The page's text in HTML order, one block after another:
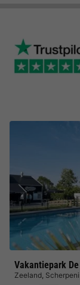
Vakantiepark
Zeeland,